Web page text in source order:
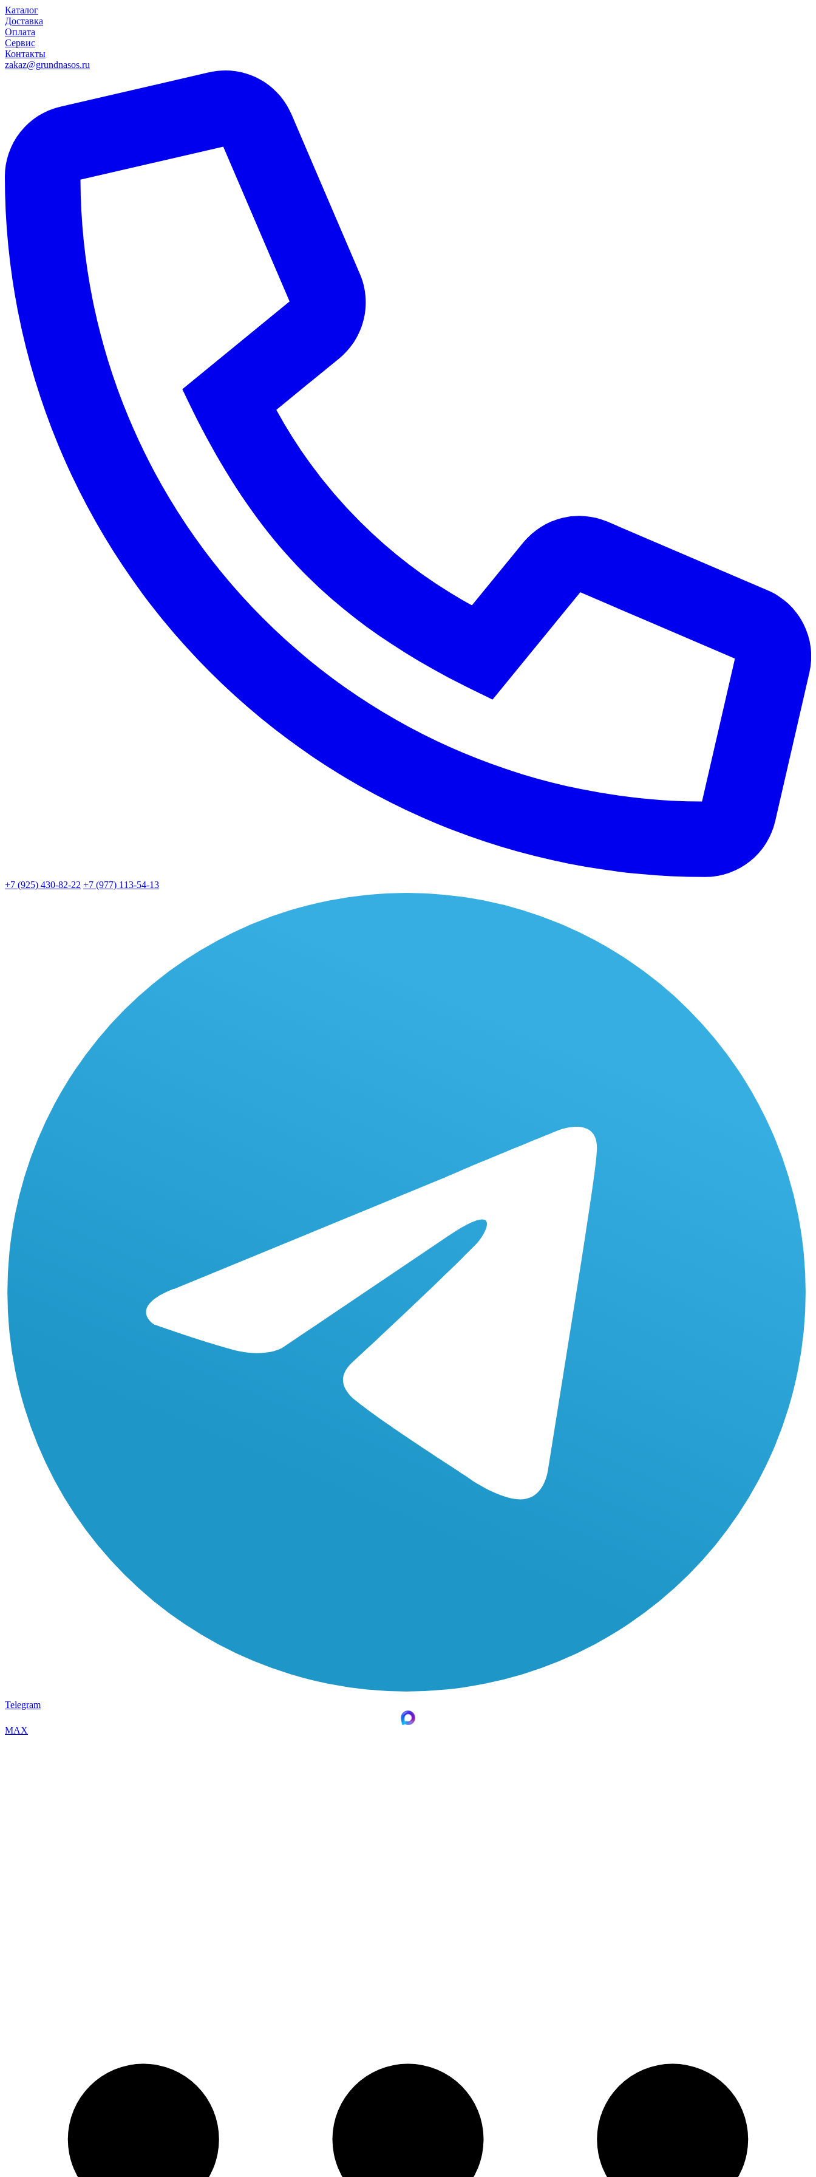
Каталог
Доставка
Оплата
Сервис
Контакты
zakaz@grundnasos.ru
+7 (925) 430-82-22 +7 (977) 113-54-13
Telegram
MAX